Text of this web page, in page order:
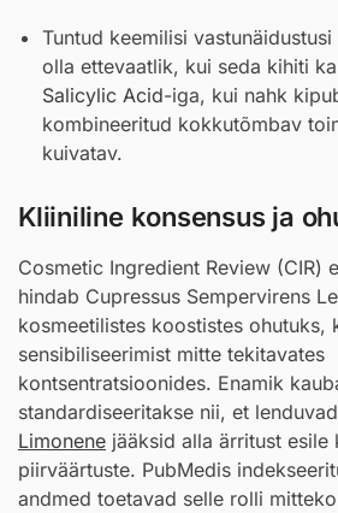
Tuntud keemilisi
olla ettevaatlik, kui seda kihiti
Salicylic Acid-iga, kui nahk
kombineeritud kokkutõmbav
kuivatav.
Kliiniline konsensus ja
Cosmetic Ingredient Review (CIR)
hindab Cupressus Sempervirens
kosmeetilistes koostistes ohutuks,
sensibiliseerimist mitte tekitavates
kontsentratsioonides. Enamik
standardiseeritakse nii, et
Limonene jääksid alla ärritust esile
piirväärtuste. PubMedis
andmed toetavad selle rolli